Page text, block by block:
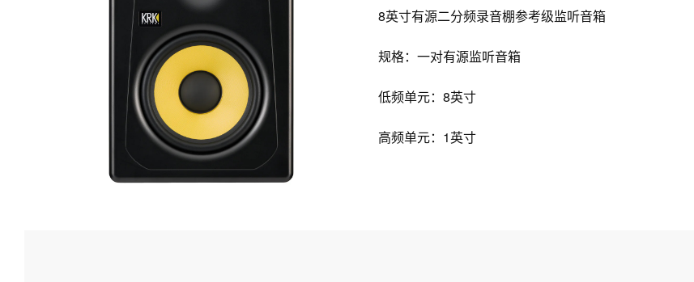
8英寸有源二分频录音棚参考级监听音箱
规格：一对有源监听音箱
低频单元：8英寸
高频单元：1英寸